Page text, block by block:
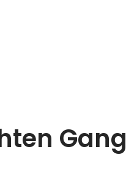
Gang